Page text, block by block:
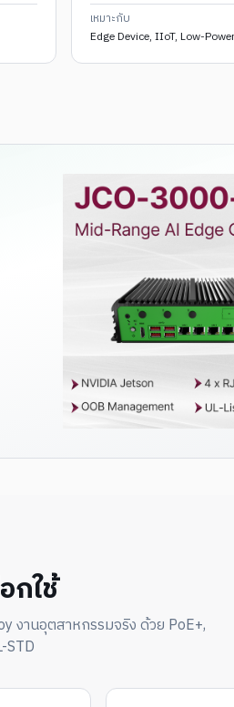
เหมาะกับ
Edge Device, IIoT, Low-
กใช้
านอุตสาหกรรมจริง ด้วย PoE+,
STD